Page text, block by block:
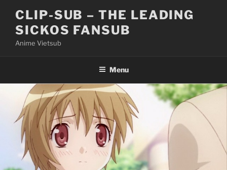
content
CLIP-SUB – THE LEADING
SICKOS FANSUB
Anime Vietsub
Menu